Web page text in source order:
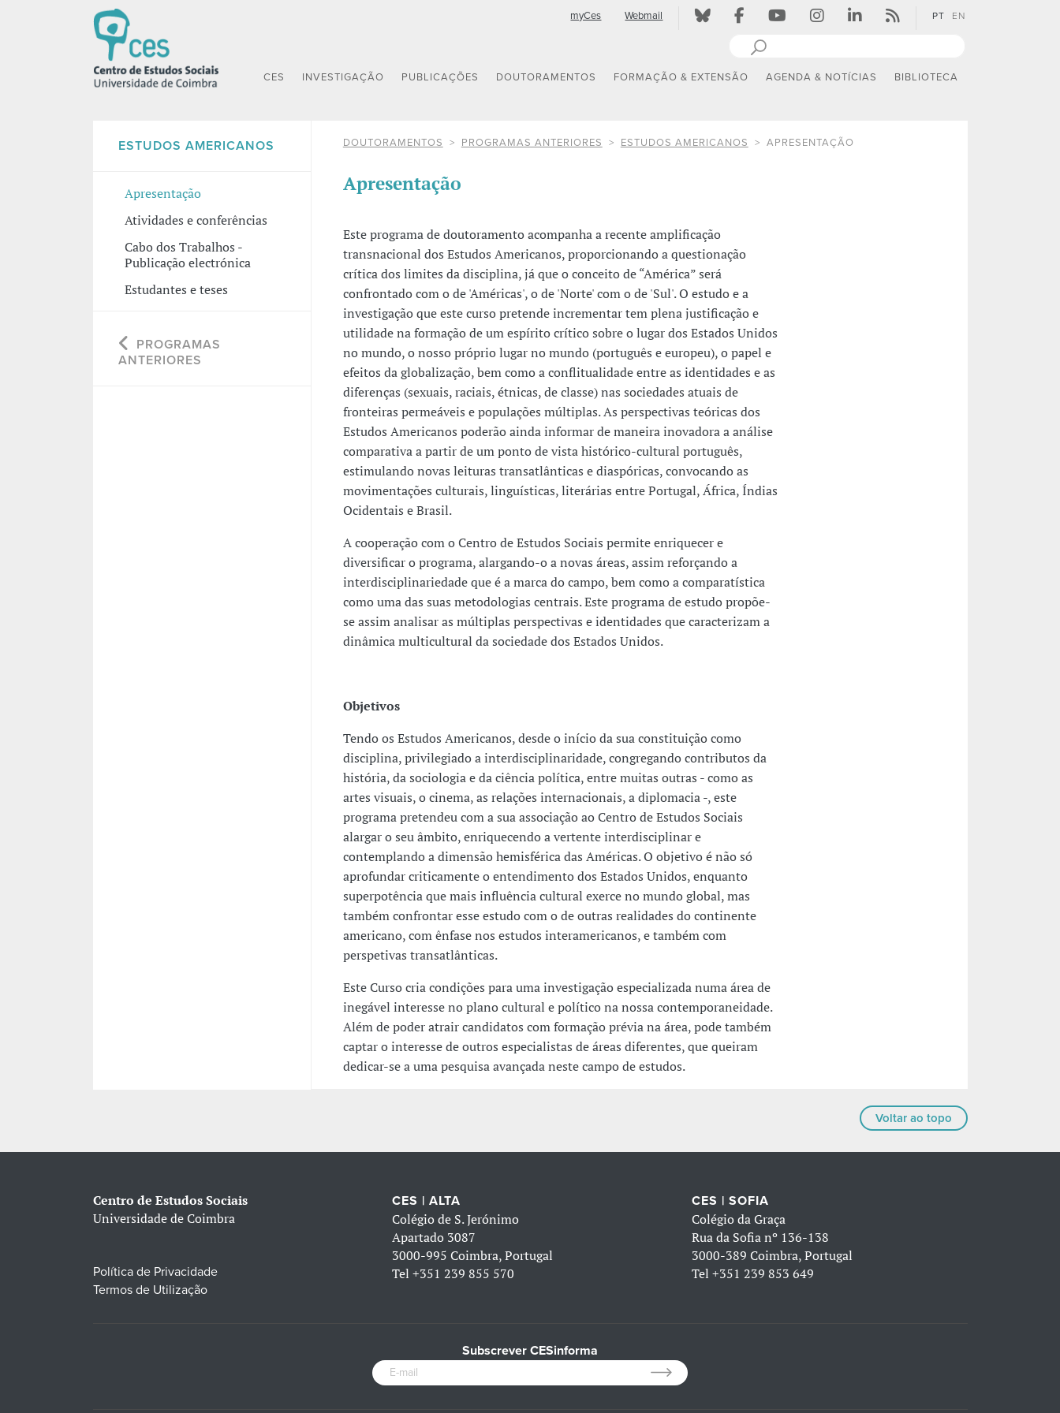
myCes Webmail PT EN
CES INVESTIGAÇÃO PUBLICAÇÕES DOUTORAMENTOS FORMAÇÃO & EXTENSÃO AGENDA & NOTÍCIAS BIBLIOTECA
ESTUDOS AMERICANOS
Apresentação
Atividades e conferências
Cabo dos Trabalhos -
Publicação electrónica
Estudantes e teses
PROGRAMAS
ANTERIORES
DOUTORAMENTOS PROGRAMAS ANTERIORES ESTUDOS AMERICANOS APRESENTAÇÃO
Apresentação
Este programa de doutoramento acompanha a recente amplificação
transnacional dos Estudos Americanos, proporcionando a questionação
crítica dos limites da disciplina, já que o conceito de “América” será
confrontado com o de 'Américas', o de 'Norte' com o de 'Sul'. O estudo e a
investigação que este curso pretende incrementar tem plena justificação e
utilidade na formação de um espírito crítico sobre o lugar dos Estados Unidos
no mundo, o nosso próprio lugar no mundo (português e europeu), o papel e
efeitos da globalização, bem como a conflitualidade entre as identidades e as
diferenças (sexuais, raciais, étnicas, de classe) nas sociedades atuais de
fronteiras permeáveis e populações múltiplas. As perspectivas teóricas dos
Estudos Americanos poderão ainda informar de maneira inovadora a análise
comparativa a partir de um ponto de vista histórico-cultural português,
estimulando novas leituras transatlânticas e diaspóricas, convocando as
movimentações culturais, linguísticas, literárias entre Portugal, África, Índias
Ocidentais e Brasil.
A cooperação com o Centro de Estudos Sociais permite enriquecer e
diversificar o programa, alargando-o a novas áreas, assim reforçando a
interdisciplinariedade que é a marca do campo, bem como a comparatística
como uma das suas metodologias centrais. Este programa de estudo propõe-
se assim analisar as múltiplas perspectivas e identidades que caracterizam a
dinâmica multicultural da sociedade dos Estados Unidos.
Objetivos
Tendo os Estudos Americanos, desde o início da sua constituição como
disciplina, privilegiado a interdisciplinaridade, congregando contributos da
história, da sociologia e da ciência política, entre muitas outras - como as
artes visuais, o cinema, as relações internacionais, a diplomacia -, este
programa pretendeu com a sua associação ao Centro de Estudos Sociais
alargar o seu âmbito, enriquecendo a vertente interdisciplinar e
contemplando a dimensão hemisférica das Américas. O objetivo é não só
aprofundar criticamente o entendimento dos Estados Unidos, enquanto
superpotência que mais influência cultural exerce no mundo global, mas
também confrontar esse estudo com o de outras realidades do continente
americano, com ênfase nos estudos interamericanos, e também com
perspetivas transatlânticas.
Este Curso cria condições para uma investigação especializada numa área de
inegável interesse no plano cultural e político na nossa contemporaneidade.
Além de poder atrair candidatos com formação prévia na área, pode também
captar o interesse de outros especialistas de áreas diferentes, que queiram
dedicar-se a uma pesquisa avançada neste campo de estudos.
Voltar ao topo
Centro de Estudos Sociais
Universidade de Coimbra
Política de Privacidade
Termos de Utilização
CES | ALTA
Colégio de S. Jerónimo
Apartado 3087
3000-995 Coimbra, Portugal
Tel+351 239 855 570
CES | SOFIA
Colégio da Graça
Rua da Sofia nº 136-138
3000-389 Coimbra, Portugal
Tel +351 239 853 649
Subscrever CESinforma